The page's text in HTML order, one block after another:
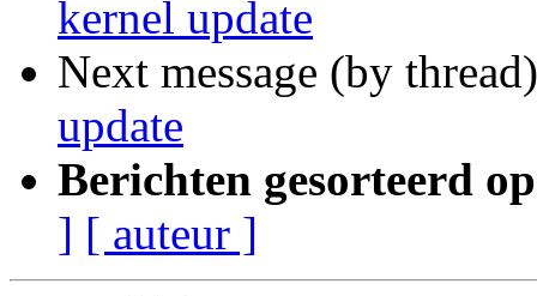
kernel update
Next message (by
update
Berichten gesorteerd
] [ auteur ]